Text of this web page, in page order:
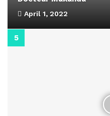
April 1, 2022